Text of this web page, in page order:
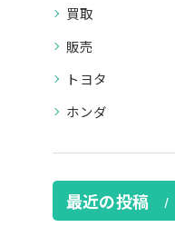
買取
販売
トヨタ
ホンダ
最近の投稿